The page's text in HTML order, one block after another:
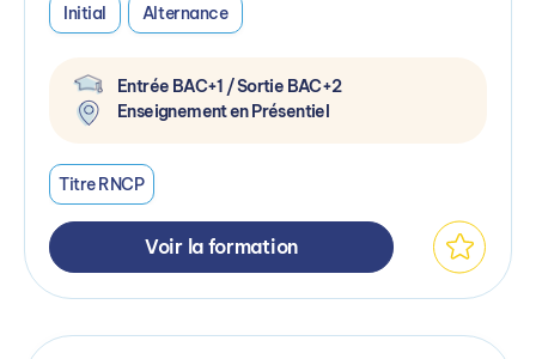
Initial Alternance
Entrée BAC+1 / Sortie BAC+2
Enseignement en Présentiel
Titre RNCP
Voir la formation